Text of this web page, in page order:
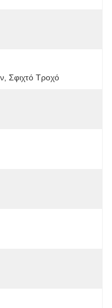
Σφιχτό Τροχό